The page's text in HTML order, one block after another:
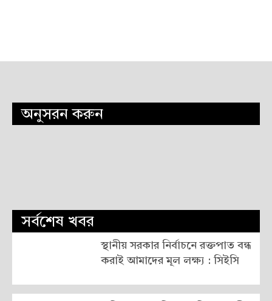
অনুসরন করুন
সর্বশেষ খবর
স্থানীয় সরকার নির্বাচনে রক্তপাত বন্ধ
করাই আমাদের মূল লক্ষ্য : সিইসি